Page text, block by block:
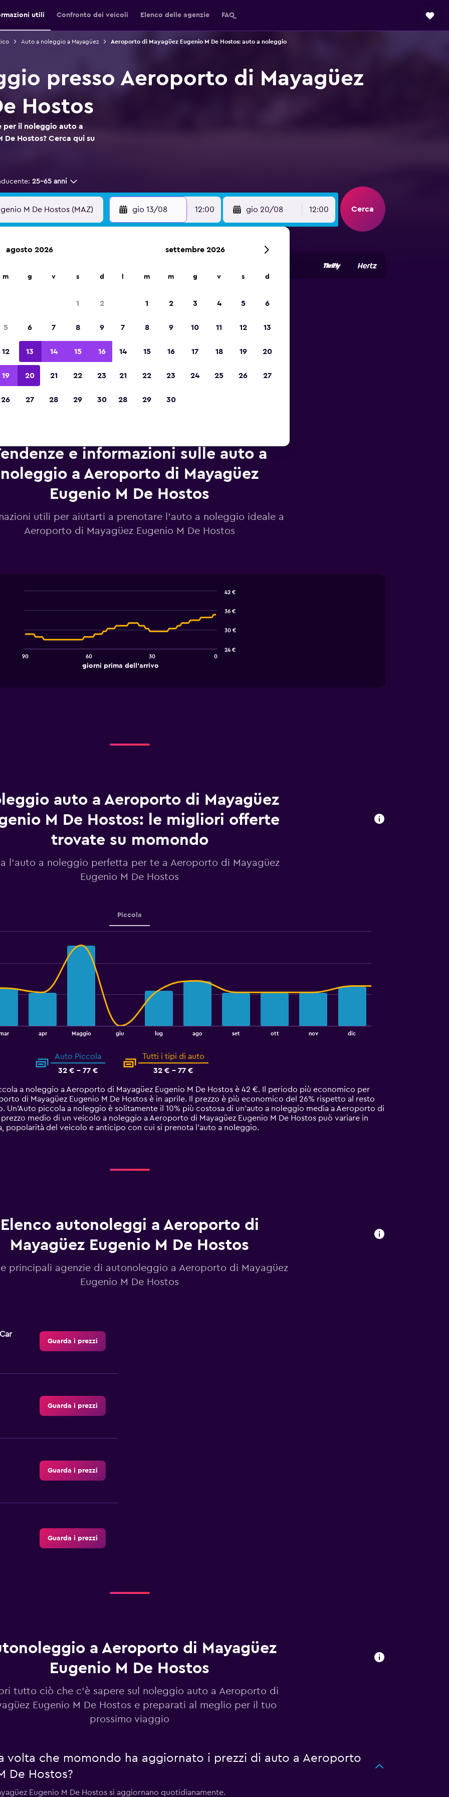
utili Confronto dei veicoli Elenco delle agenzie FAQ
Auto a noleggio a Mayagüez Aeroporto di Mayagüez Eugenio M De Hostos: auto a noleggio
presso Aeroporto di Mayagüez
Hostos
per il noleggio auto a
Hostos? Cerca qui su
25-65 anni
gio 13/08 12:00 gio 20/08 12:00 Cerca
auto in oltre 70.000 località con momondo.
d'Europa 2023
e informazioni sulle auto a
noleggio a Aeroporto di Mayagüez
Eugenio M De Hostos
utili per aiutarti a prenotare l'auto a noleggio ideale a
Aeroporto di Mayagüez Eugenio M De Hostos
chart
data
The
chart
has
Y
displaying
Range:
giorni prima dell'arrivo
90 60 30 0
24 €
30 €
36 €
42 €
auto a Aeroporto di Mayagüez
M De Hostos: le migliori offerte
trovate su momondo
l'auto a noleggio perfetta per te a Aeroporto di Mayagüez
Eugenio M De Hostos
Piccola
apr Maggio giu lug ago set ott nov dic
Auto Piccola
32 € - 77 €
Tutti i tipi di auto
32 € - 77 €
a noleggio a Aeroporto di Mayagüez Eugenio M De Hostos è 42 €. Il periodo più economico per
di Mayagüez Eugenio M De Hostos è in aprile. Il prezzo è più economico del 26% rispetto al resto
Un'Auto piccola a noleggio è solitamente il 10% più costosa di un'auto a noleggio media a Aeroporto di
prezzo medio di un veicolo a noleggio a Aeroporto di Mayagüez Eugenio M De Hostos può variare in
popolarità del veicolo e anticipo con cui si prenota l'auto a noleggio.
Elenco autonoleggi a Aeroporto di
Mayagüez Eugenio M De Hostos
principali agenzie di autonoleggio a Aeroporto di Mayagüez
Eugenio M De Hostos
Guarda i prezzi
Guarda i prezzi
Guarda i prezzi
Guarda i prezzi
Guarda i prezzi
a Aeroporto di Mayagüez
Eugenio M De Hostos
tutto ciò che c'è sapere sul noleggio auto a Aeroporto di
Eugenio M De Hostos e preparati al meglio per il tuo
prossimo viaggio
volta che momondo ha aggiornato i prezzi di auto a Aeroporto
De Hostos?
Eugenio M De Hostos si aggiornano quotidianamente.
agosto 2026
m g v s d
1 2
5 6 7 8 9
12 13 14 15 16
19 20 21 22 23
26 27 28 29 30
settembre 2026
m m g v s d
1 2 3 4 5 6
7 8 9 10 11 12 13
14 15 16 17 18 19 20
21 22 23 24 25 26 27
28 29 30